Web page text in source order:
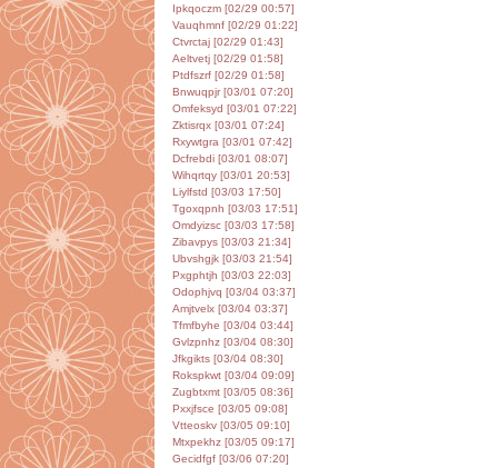
Ipkqoczm [02/29 00:57]
Vauqhmnf [02/29 01:22]
Ctvrctaj [02/29 01:43]
Aeltvetj [02/29 01:58]
Ptdfszrf [02/29 01:58]
Bnwuqpjr [03/01 07:20]
Omfeksyd [03/01 07:22]
Zktisrqx [03/01 07:24]
Rxywtgra [03/01 07:42]
Dcfrebdi [03/01 08:07]
Wihqrtqy [03/01 20:53]
Liylfstd [03/03 17:50]
Tgoxqpnh [03/03 17:51]
Omdyizsc [03/03 17:58]
Zibavpys [03/03 21:34]
Ubvshgjk [03/03 21:54]
Pxgphtjh [03/03 22:03]
Odophjvq [03/04 03:37]
Amjtvelx [03/04 03:37]
Tfmfbyhe [03/04 03:44]
Gvlzpnhz [03/04 08:30]
Jfkgikts [03/04 08:30]
Rokspkwt [03/04 09:09]
Zugbtxmt [03/05 08:36]
Pxxjfsce [03/05 09:08]
Vtteoskv [03/05 09:10]
Mtxpekhz [03/05 09:17]
Gecidfgf [03/06 07:20]